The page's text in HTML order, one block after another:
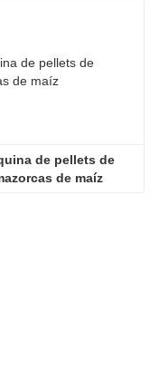
de pellets de
de maíz